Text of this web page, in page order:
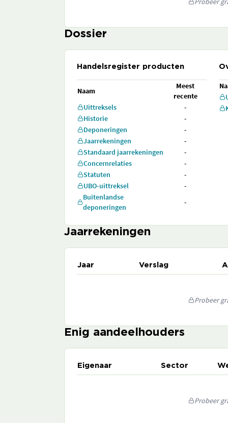
Dossier
Handelsregister producten
Naam
Meest
recente
Uittreksels
-
Historie
-
Deponeringen
-
Jaarrekeningen
-
Standaard jaarrekeningen
-
Concernrelaties
-
Statuten
-
UBO-uittreksel
-
Buitenlandse
deponeringen
-
Jaarrekeningen
Jaar Verslag
Probeer
Enig aandeelhouders
Eigenaar Sector
Probeer